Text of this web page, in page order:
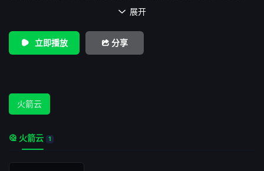
以普通人的状态隐匿在人群中。五大家族的四名传人——凯勒布
互相交好，他们的小集团是学校中的焦点，转校生沙拉（劳拉•拉姆
齐 Laura Ramsey 饰）属意低调温顺的凯勒布，尝试着接近凯勒布
中其他学生的意外身忙和陌生人科林斯试图接近小团体令凯勒布等
人自感陷入了一场阴谋……
 展开
立即播放 分享
火箭云
火箭云 1